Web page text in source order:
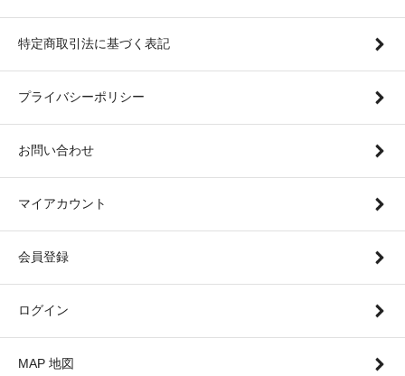
特定商取引法に基づく表記
プライバシーポリシー
お問い合わせ
マイアカウント
会員登録
ログイン
MAP 地図